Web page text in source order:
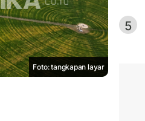
Foto: tangkapan layar
5